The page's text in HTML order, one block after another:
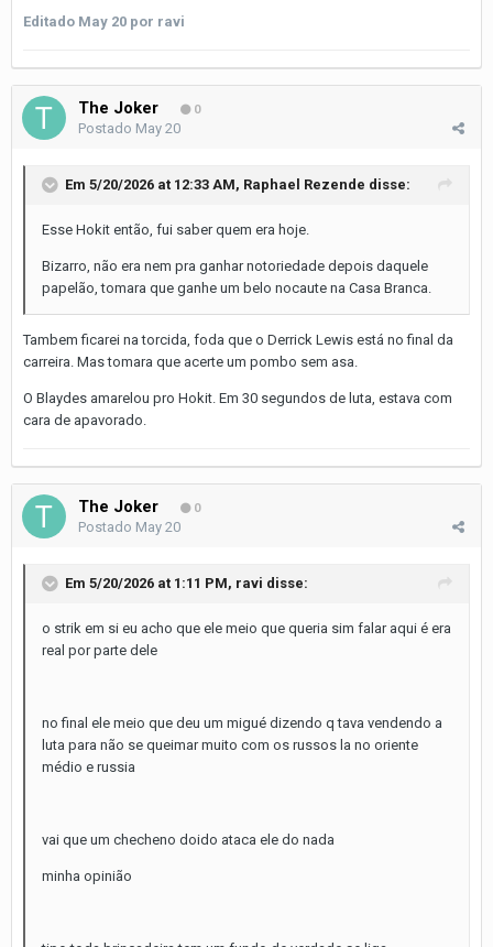
Editado May 20 por ravi
The Joker 0
Postado May 20
Em 5/20/2026 at 12:33 AM, Raphael Rezende disse:
Esse Hokit então, fui saber quem era hoje.
Bizarro, não era nem pra ganhar notoriedade depois daquele
papelão, tomara que ganhe um belo nocaute na Casa Branca.
Tambem ficarei na torcida, foda que o Derrick Lewis está no final da
carreira. Mas tomara que acerte um pombo sem asa.
O Blaydes amarelou pro Hokit. Em 30 segundos de luta, estava com
cara de apavorado.
The Joker 0
Postado May 20
Em 5/20/2026 at 1:11 PM, ravi disse:
o strik em si eu acho que ele meio que queria sim falar aqui é era
real por parte dele
no final ele meio que deu um migué dizendo q tava vendendo a
luta para não se queimar muito com os russos la no oriente
médio e russia
vai que um checheno doido ataca ele do nada
minha opinião